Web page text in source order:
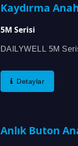
Kaydırma
5M Serisi
DAILYWELL 5M
Detaylar
Anlık Buton